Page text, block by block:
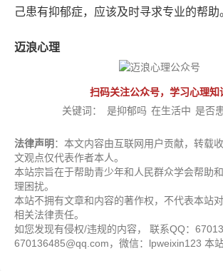
己患有抑郁症，应该及时寻求专业的帮助
迈浪心理
扫码关注公众号，学习心理知
关键词：
是抑郁吗 在生活中 是否
法律声明：本文内容由互联网用户贡献，转载
文观点仅代表作者本人。
本站宗旨在于帮助青少年和人民群众学会帮助
理困扰。
本站不拥有文章和内容的著作权，不代表本站
相关法律责任。
如您发现有侵权/违规的内容， 联系QQ：
670136485@qq.com，微信：lpweixin123 本站